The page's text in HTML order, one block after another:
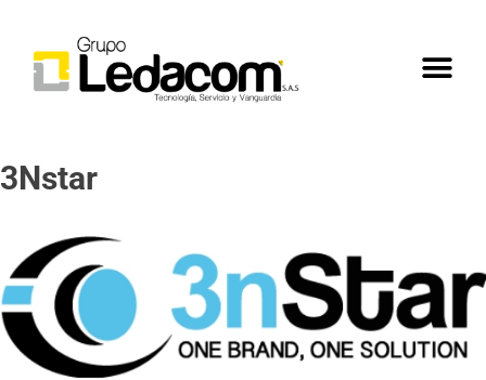
3Nstar